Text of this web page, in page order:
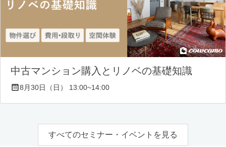
中古マンション購入とリノベの基礎知識
8月30日（日） 13:00~14:00
すべてのセミナー・イベントを見る